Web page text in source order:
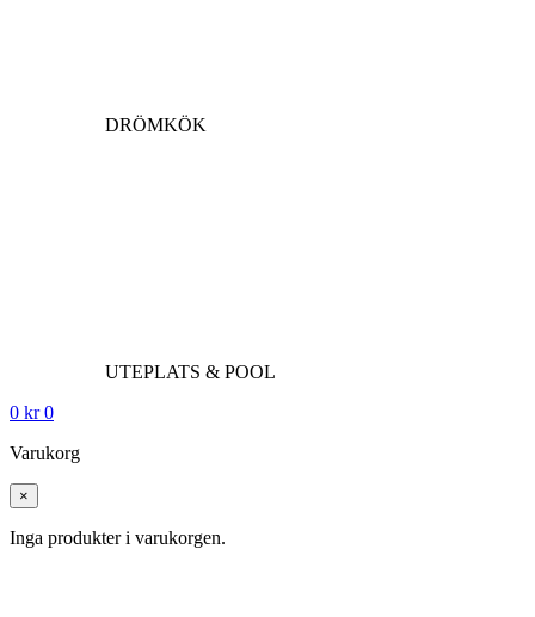
DRÖMKÖK
UTEPLATS & POOL
0 kr 0
Varukorg
×
Inga produkter i varukorgen.